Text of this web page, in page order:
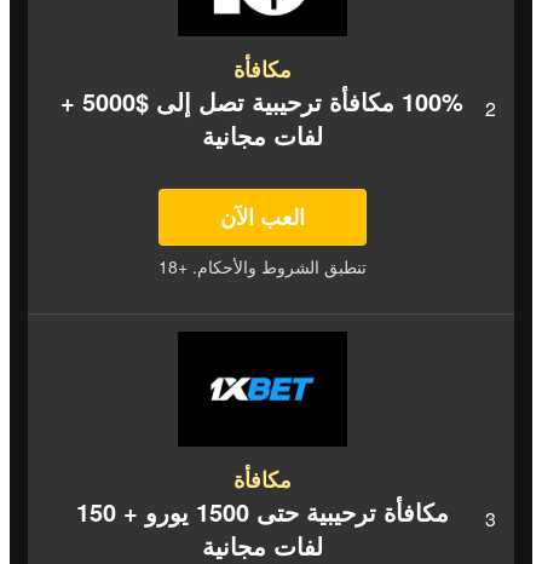
مكافأة
100% مكافأة ترحيبية تصل إلى $5000 +
لفات مجانية
العب الآن
تنطبق الشروط والأحكام. +18
مكافأة
مكافأة ترحيبية حتى 1500 يورو + 150
لفات مجانية